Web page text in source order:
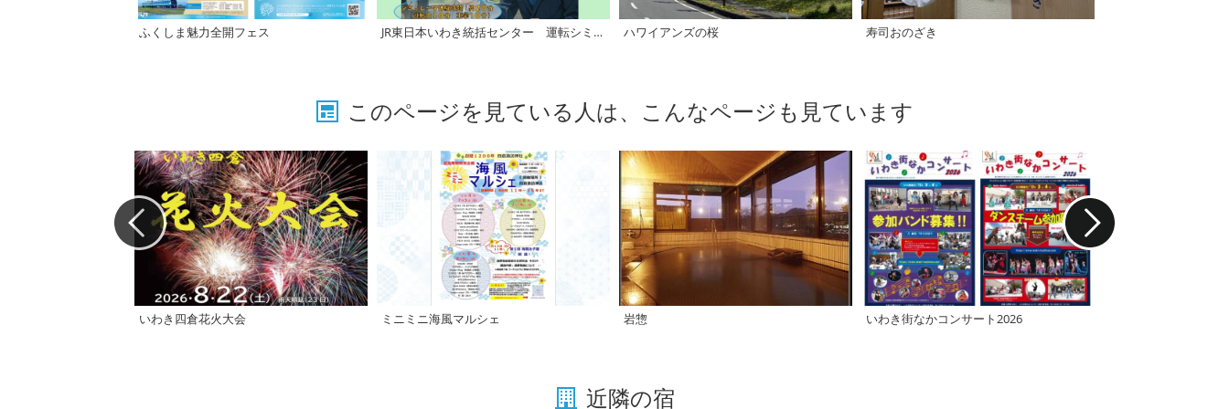
ふくしま魅力全開フェス JR東日本いわき統括センター 運転シミュレータ体験会 ハワイアンズの桜 寿司おのざき
このページを見ている人は、こんなページも見ています
いわき四倉花火大会 ミニミニ海風マルシェ 岩惣 いわき街なかコンサート2026
近隣の宿